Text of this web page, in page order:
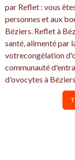
par Reflet : vous
personnes et aux
Béziers. Reflet à
santé, alimenté par
votrecongélation
communauté
d'ovocytes à